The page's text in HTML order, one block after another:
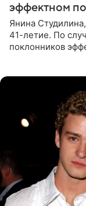
эффектном
Янина
41-летие. По
поклонников